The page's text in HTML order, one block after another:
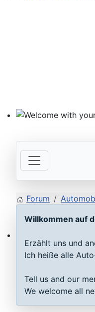
ECU D-Jetronic &
Forum
Willkommen auf
Erzählt uns und
Ich heiße alle
Tell us and our
We welcome all